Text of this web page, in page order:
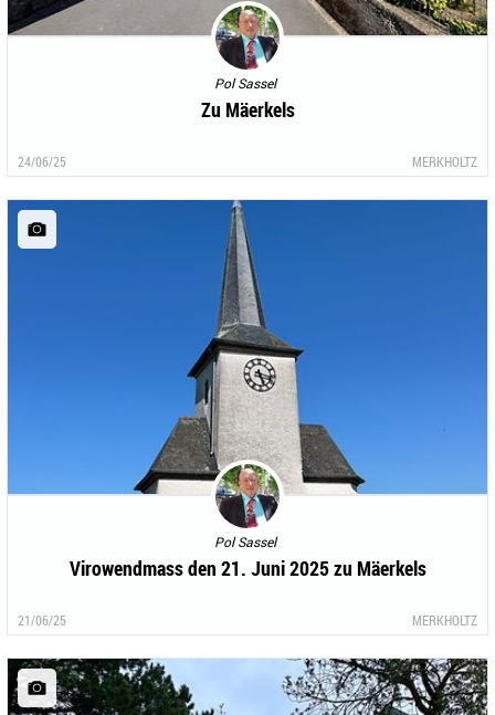
Pol Sassel
Zu Mäerkels
24/06/25 MERKHOLTZ
Pol Sassel
Virowendmass den 21. Juni 2025 zu Mäerkels
21/06/25 MERKHOLTZ